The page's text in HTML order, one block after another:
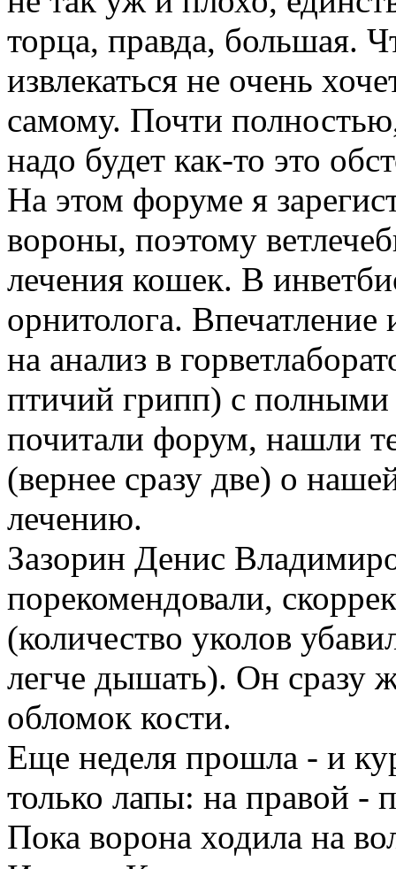
торца, правда, большая.
извлекаться не очень
самому. Почти
надо будет как-то это
На этом форуме я
вороны, поэтому
лечения кошек. В
орнитолога. Впечатление
на анализ в
птичий грипп) с
почитали форум, нашли
(вернее сразу две) о
лечению.
Зазорин Денис
порекомендовали,
(количество уколов
легче дышать). Он сразу
обломок кости.
Еще неделя прошла - и
только лапы: на правой -
Пока ворона ходила на